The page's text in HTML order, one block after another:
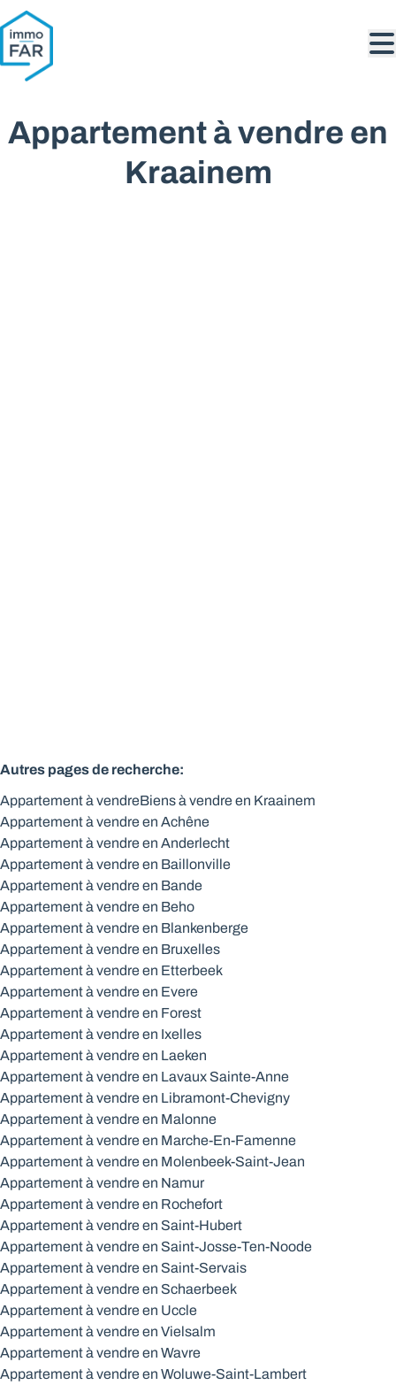
Aller au contenu principal
Appartement à vendre en
Kraainem
Autres pages de recherche:
Appartement à vendreBiens à vendre en Kraainem
Appartement à vendre en Achêne
Appartement à vendre en Anderlecht
Appartement à vendre en Baillonville
Appartement à vendre en Bande
Appartement à vendre en Beho
Appartement à vendre en Blankenberge
Appartement à vendre en Bruxelles
Appartement à vendre en Etterbeek
Appartement à vendre en Evere
Appartement à vendre en Forest
Appartement à vendre en Ixelles
Appartement à vendre en Laeken
Appartement à vendre en Lavaux Sainte-Anne
Appartement à vendre en Libramont-Chevigny
Appartement à vendre en Malonne
Appartement à vendre en Marche-En-Famenne
Appartement à vendre en Molenbeek-Saint-Jean
Appartement à vendre en Namur
Appartement à vendre en Rochefort
Appartement à vendre en Saint-Hubert
Appartement à vendre en Saint-Josse-Ten-Noode
Appartement à vendre en Saint-Servais
Appartement à vendre en Schaerbeek
Appartement à vendre en Uccle
Appartement à vendre en Vielsalm
Appartement à vendre en Wavre
Appartement à vendre en Woluwe-Saint-Lambert